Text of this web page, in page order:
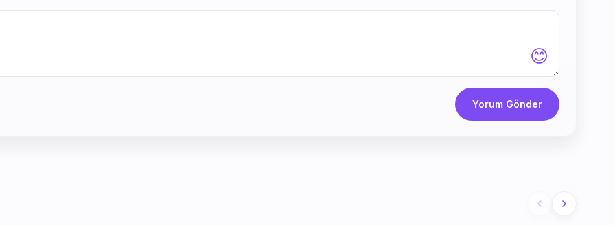
😊
Yorum Gönder